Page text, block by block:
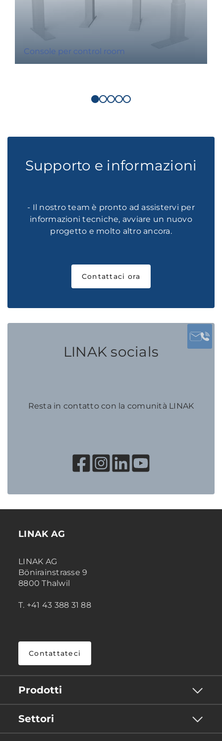
Console per control room
Supporto e informazioni
- Il nostro team è pronto ad assistervi per
informazioni tecniche, avviare un nuovo
progetto e molto altro ancora.
Contattaci ora
LINAK socials
Resta in contatto con la comunità LINAK
LINAK AG
LINAK AG
Bönirainstrasse 9
8800 Thalwil
T. +41 43 388 31 88
Contattateci
Prodotti
Settori